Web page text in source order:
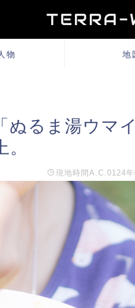
TERRA-
物 地
ぬるま湯ウマ
現地時間 A.C.0124年